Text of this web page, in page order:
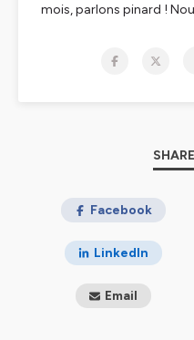
mois, parlons pinard !
la vigne et du vin.
SHARE
Facebook
LinkedIn
Email